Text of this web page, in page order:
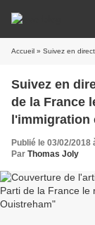
Accueil » Suivez en direct sur la
Suivez en
de la France
l'immigration
Publié le 03/02/2018
Par Thomas Joly